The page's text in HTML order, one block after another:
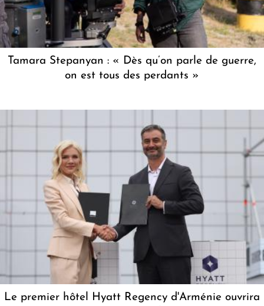
Tamara Stepanyan : « Dès qu’on parle de guerre,
on est tous des perdants »
Le premier hôtel Hyatt Regency d'Arménie ouvrira